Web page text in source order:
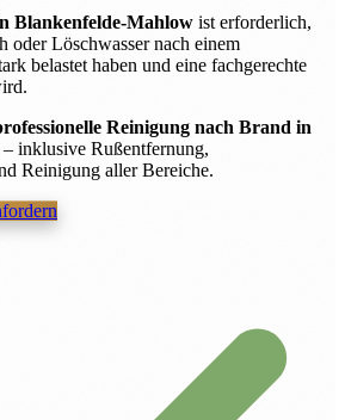
Blankenfelde-Mahlow ist erforderlich,
oder Löschwasser nach einem
belastet haben und eine fachgerechte
Reinigung nach Brand in
– inklusive Rußentfernung,
Reinigung aller Bereiche.